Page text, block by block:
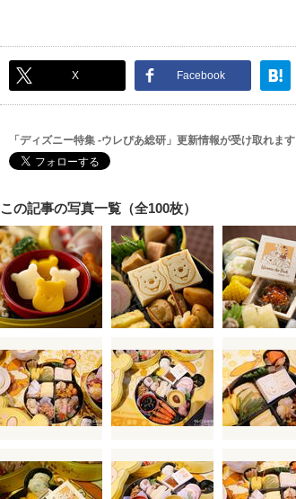
X Facebook
「ディズニー特集 -ウレぴあ総研」更新情報が受け取れます
この記事の写真一覧（全100枚）